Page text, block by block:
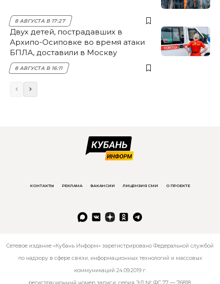
8 АВГУСТА В 17:27
Двух детей, пострадавших в
Архипо-Осиповке во время атаки
БПЛА, доставили в Москву
8 АВГУСТА В 16:11
КОНТАКТЫ РЕКЛАМА ВАКАНСИИ ЛИЦЕНЗИЯ СМИ О ПРОЕКТЕ
Сетевое издание «Кубань Информ» зарегистрировано Федеральной службой
по надзору в сфере связи, информационных технологий и массовых
коммуникаций 24.09.2019 г.